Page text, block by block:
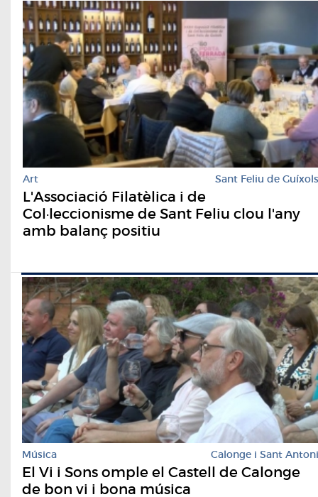
Art Sant Feliu de Guíxols
L'Associació Filatèlica i de
Col·leccionisme de Sant Feliu clou l'any
amb balanç positiu
Música Calonge i Sant Antoni
El Vi i Sons omple el Castell de Calonge
de bon vi i bona música